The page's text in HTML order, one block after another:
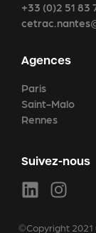
+33 (0)2 51 83
Agences
Paris
Saint-Malo
Rennes
Suivez-nous
©Copyright 2021